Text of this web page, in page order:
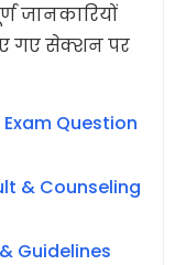
जानकारियों
गए सेक्शन पर
Question
& Counseling
Guidelines